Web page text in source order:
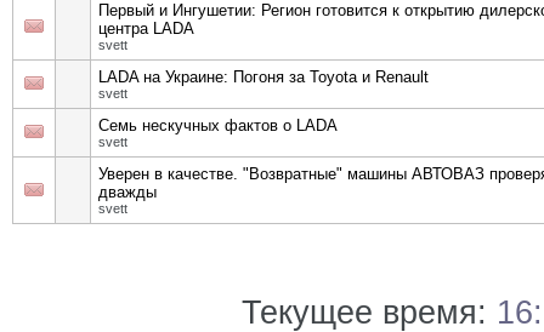
Первый и Ингушетии: Регион готовится к открытию
центра LADA
svett
LADA на Украине: Погоня за Toyota и Renault
svett
Семь нескучных фактов о LADA
svett
Уверен в качестве. "Возвратные" машины АВТОВАЗ
дважды
svett
Текущее время: